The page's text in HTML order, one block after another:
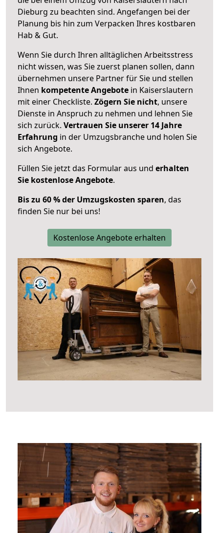
Dieburg zu beachten sind. Angefangen bei der
Planung bis hin zum Verpacken Ihres kostbaren
Hab & Gut.
Wenn Sie durch Ihren alltäglichen Arbeitsstress
nicht wissen, was Sie zuerst planen sollen, dann
übernehmen unsere Partner für Sie und stellen
Ihnen kompetente Angebote in Kaiserslautern
mit einer Checkliste. Zögern Sie nicht, unsere
Dienste in Anspruch zu nehmen und lehnen Sie
sich zurück. Vertrauen Sie unserer 14 Jahre
Erfahrung in der Umzugsbranche und holen Sie
sich Angebote.
Füllen Sie jetzt das Formular aus und erhalten
Sie kostenlose Angebote.
Bis zu 60 % der Umzugskosten sparen, das
finden Sie nur bei uns!
Kostenlose Angebote erhalten